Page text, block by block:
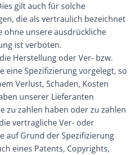
gilt auch für solche
die als vertraulich bezeichnet
ohne unsere ausdrückliche
ist verboten.
Herstellung oder Ver- bzw.
eine Spezifizierung vorgelegt, so
Verlust, Schaden, Kosten
unserer Lieferanten
zu zahlen haben oder zu zahlen
vertragliche Ver- oder
auf Grund der Spezifizierung
eines Patents, Copyrights,